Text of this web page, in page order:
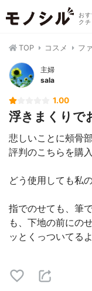
お
ク
TOP コスメ フ
主婦
sala
1.00
浮きまくりで
悲しいことに頰骨
評判のこちらを購入
どう使用しても私
指でのせても、筆
も、下地の前にの
ッとくっついてる